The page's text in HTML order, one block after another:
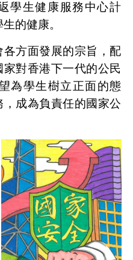
學生健康服務中心計
的健康。
方面發展的宗旨，配
對香港下一代的公民
為學生樹立正面的態
成為負責任的國家公